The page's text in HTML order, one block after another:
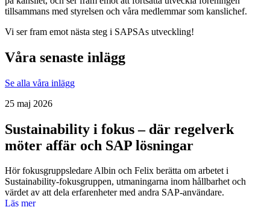
tillsammans med styrelsen och våra medlemmar som kanslichef.
Vi ser fram emot nästa steg i SAPSAs utveckling!
Våra senaste inlägg
Se alla våra inlägg
25 maj 2026
Sustainability i fokus – där regelverk
möter affär och SAP lösningar
Hör fokusgruppsledare Albin och Felix berätta om arbetet i
Sustainability-fokusgruppen, utmaningarna inom hållbarhet och
värdet av att dela erfarenheter med andra SAP-användare.
Läs mer